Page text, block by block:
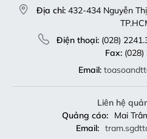
Địa chỉ: 432-434 Nguyễn
Điện thoại:(028)
Fax:(028)
Email:
Liên hệ
Quảng cáo:
Mai
Email: